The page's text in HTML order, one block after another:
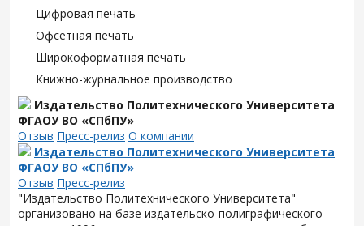
Цифровая печать
Офсетная печать
Широкоформатная печать
Книжно-журнальное производство
Издательство Политехнического Университета
ФГАОУ ВО «СПбПУ»
Отзыв Пресс-релиз О компании
Издательство Политехнического Университета
ФГАОУ ВО «СПбПУ»
Отзыв Пресс-релиз
"Издательство Политехнического Университета"
организовано на базе издательско-полиграфического